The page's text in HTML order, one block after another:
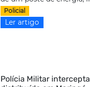
Policial
Ler artigo
Polícia Militar